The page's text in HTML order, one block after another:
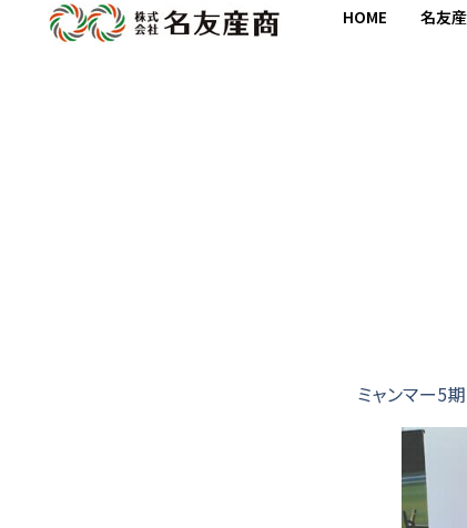
HOME 名友
ミャンマー5